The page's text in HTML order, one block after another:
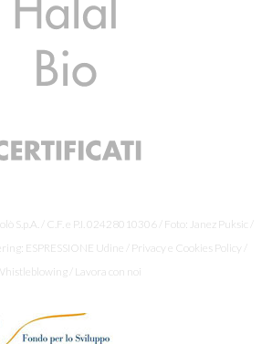
S.p.A. / C.F. e P.I. 02428010306 / Foto: Janez Puksic /
ESPRESSIONE Udine / Privacy e Cookies Policy
/ Lavora con noi